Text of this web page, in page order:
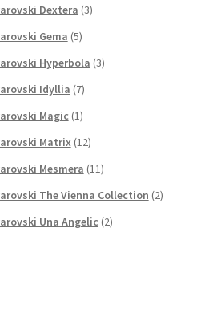
Dextera (3)
Gema (5)
Hyperbola (3)
Idyllia (7)
Magic (1)
Matrix (12)
Mesmera (11)
The Vienna Collection (2)
Una Angelic (2)